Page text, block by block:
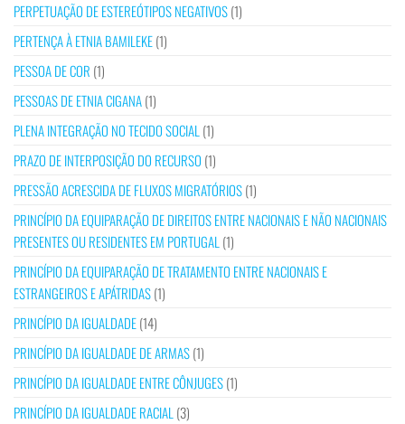
PERPETUAÇÃO DE ESTEREÓTIPOS NEGATIVOS(1)
PERTENÇA À ETNIA BAMILEKE(1)
PESSOA DE COR (1)
PESSOAS DE ETNIA CIGANA(1)
PLENA INTEGRAÇÃO NO TECIDO SOCIAL (1)
PRAZO DE INTERPOSIÇÃO DO RECURSO (1)
PRESSÃO ACRESCIDA DE FLUXOS MIGRATÓRIOS(1)
PRINCÍPIO DA EQUIPARAÇÃO DE DIREITOS ENTRE NACIONAIS E NÃO NACIONAIS
PRESENTES OU RESIDENTES EM PORTUGAL (1)
PRINCÍPIO DA EQUIPARAÇÃO DE TRATAMENTO ENTRE NACIONAIS E
ESTRANGEIROS E APÁTRIDAS(1)
PRINCÍPIO DA IGUALDADE(14)
PRINCÍPIO DA IGUALDADE DE ARMAS(1)
PRINCÍPIO DA IGUALDADE ENTRE CÔNJUGES(1)
PRINCÍPIO DA IGUALDADE RACIAL (3)